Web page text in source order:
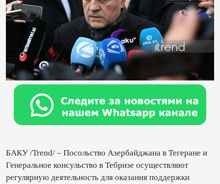
БАКУ /Trend/ – Посольство Азербайджана в Тегеране и
Генеральное консульство в Тебризе осуществляют
регулярную деятельность для оказания поддержки